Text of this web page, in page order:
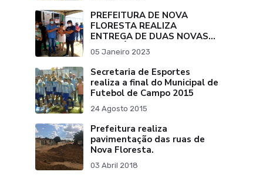
PREFEITURA DE NOVA
FLORESTA REALIZA
ENTREGA DE DUAS NOVAS
AMBULÂNCIAS
05 Janeiro 2023
Secretaria de Esportes
realiza a final do Municipal de
Futebol de Campo 2015
24 Agosto 2015
Prefeitura realiza
pavimentação das ruas de
Nova Floresta.
03 Abril 2018